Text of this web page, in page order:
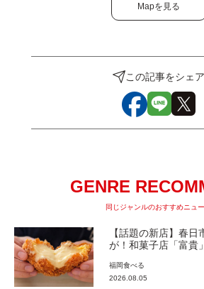
Mapを見る
この記事をシェア
GENRE
同じジャンルのおすすめニュ
【話題の新店】春
が！和菓子店「富貴
号店をオープン！（
福岡食べる
2026.08.05